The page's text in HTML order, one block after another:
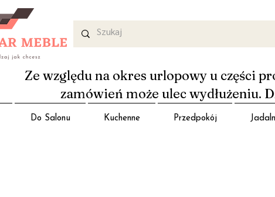
Ze względu na okres urlopowy u części
zamówień może ulec wydłużeniu.
Do Salonu Kuchenne Przedpokój